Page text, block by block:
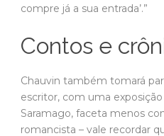
escritor, com uma exposição
romancista – vale recordar
produziu poemas, crônicas,
editorialista. O interesse da
será concentrado em três
Viajante, de 1973, Folhas